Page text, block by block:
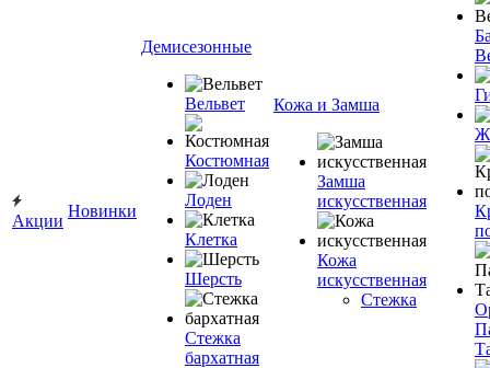
Акции
Новинки
Демисезонные
Вельвет
Костюмная
Лоден
Клетка
Шерсть
Стежка
бархатная
Кожа и Замша
Замша
искусственная
Кожа
искусственная
Стежка